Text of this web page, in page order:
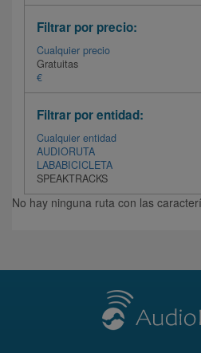
Filtrar por precio:
Cualquier precio
Gratuitas
€
Filtrar por entidad:
Cualquier entidad
AUDIORUTA
LABABICICLETA
SPEAKTRACKS
No hay ninguna ruta con las